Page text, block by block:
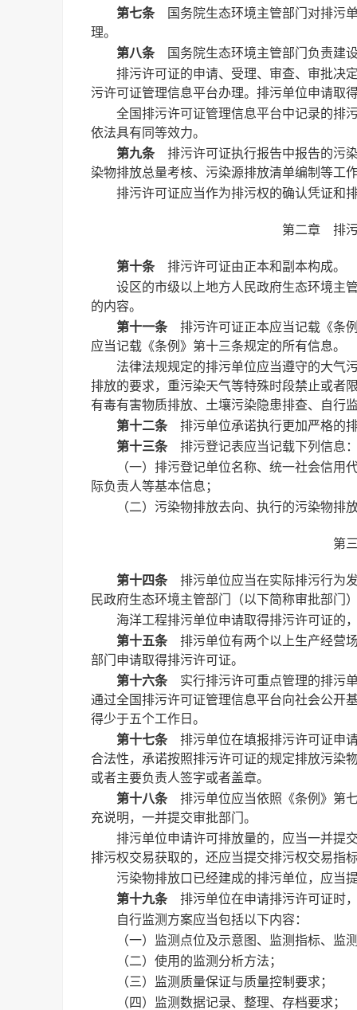
第七条国务院生态环境主管部门对排污
理。
第八条国务院生态环境主管部门负责建
排污许可证的申请、受理、审查、审批决
污许可证管理信息平台办理。排污单位申请取
全国排污许可证管理信息平台中记录的排
依法具有同等效力。
第九条排污许可证执行报告中报告的污
染物排放总量考核、污染源排放清单编制等工
排污许可证应当作为排污权的确认凭证和
第二章 排
第十条排污许可证由正本和副本构成。
设区的市级以上地方人民政府生态环境主
的内容。
第十一条排污许可证正本应当记载《条
应当记载《条例》第十三条规定的所有信息。
法律法规规定的排污单位应当遵守的大气
排放的要求，重污染天气等特殊时段禁止或者
有毒有害物质排放、土壤污染隐患排查、自行
第十二条排污单位承诺执行更加严格的
第十三条排污登记表应当记载下列信息
（一）排污登记单位名称、统一社会信
际负责人等基本信息；
（二）污染物排放去向、执行的污染物排
第
第十四条排污单位应当在实际排污行为
民政府生态环境主管部门（以下简称审批部门
海洋工程排污单位申请取得排污许可证的
第十五条排污单位有两个以上生产经营
部门申请取得排污许可证。
第十六条实行排污许可重点管理的排污
通过全国排污许可证管理信息平台向社会公开
得少于五个工作日。
第十七条排污单位在填报排污许可证申
合法性，承诺按照排污许可证的规定排放污染
或者主要负责人签字或者盖章。
第十八条排污单位应当依照《条例》第
充说明，一并提交审批部门。
排污单位申请许可排放量的，应当一并提
排污权交易获取的，还应当提交排污权交易指
污染物排放口已经建成的排污单位，应当
第十九条排污单位在申请排污许可证时
自行监测方案应当包括以下内容：
（一）监测点位及示意图、监测指标、监
（二）使用的监测分析方法；
（三）监测质量保证与质量控制要求；
（四）监测数据记录、整理、存档要求；